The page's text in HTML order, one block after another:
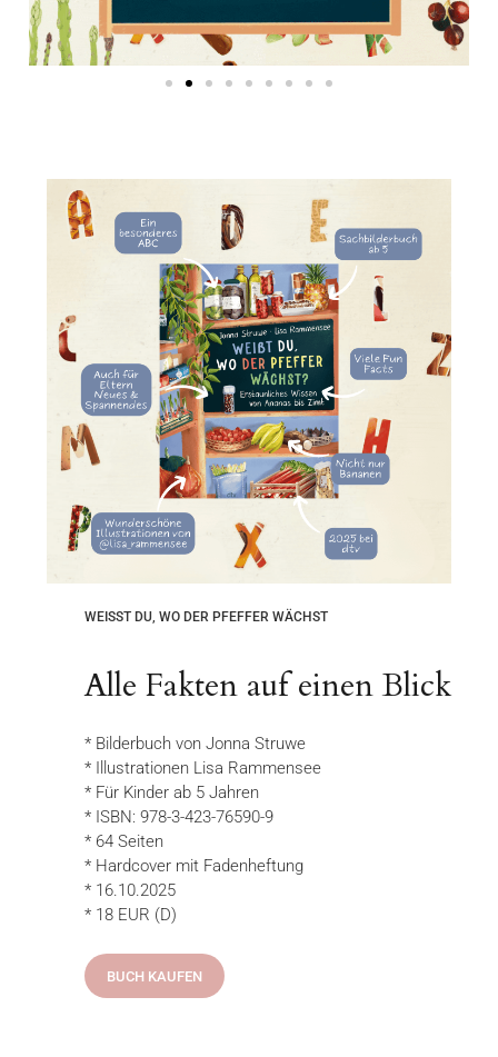
WEISST DU, WO DER PFEFFER WÄCHST
Alle Fakten auf einen Blick
* Bilderbuch von Jonna Struwe
* Illustrationen Lisa Rammensee
* Für Kinder ab 5 Jahren
* ISBN: 978-3-423-76590-9
* 64 Seiten
* Hardcover mit Fadenheftung
* 16.10.2025
* 18 EUR (D)
BUCH KAUFEN